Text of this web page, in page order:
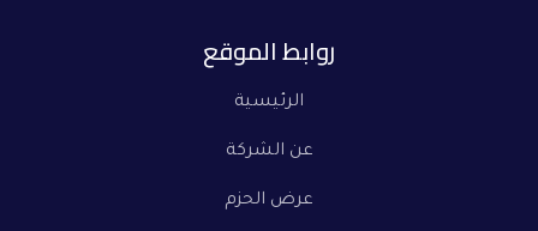
روابط الموقع
الرئيسية
عن الشركة
عرض الحزم